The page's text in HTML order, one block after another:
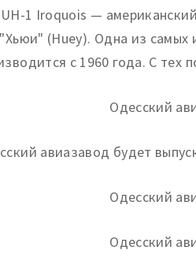
1 Iroquois —
(Huey). Одна из самых
с 1960 года. С
авиазавод будет